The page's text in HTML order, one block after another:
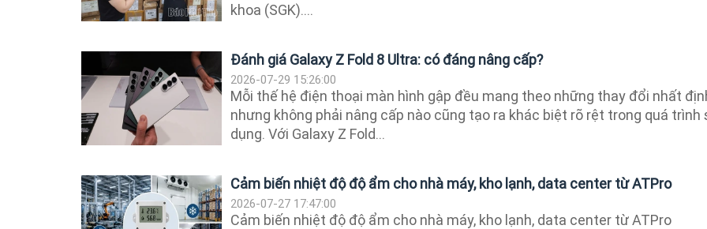
khoa (SGK)....
Đánh giá Galaxy Z Fold 8 Ultra: có đáng nâng cấp?
2026-07-29 15:26:00
Mỗi thế hệ điện thoại màn hình gập đều mang theo những thay đổi nhất
nhưng không phải nâng cấp nào cũng tạo ra khác biệt rõ rệt trong quá trình
dụng. Với Galaxy Z Fold...
Cảm biến nhiệt độ độ ẩm cho nhà máy, kho lạnh, data center từ ATPro
2026-07-27 17:47:00
Cảm biến nhiệt độ độ ẩm cho nhà máy, kho lạnh, data center từ ATPro